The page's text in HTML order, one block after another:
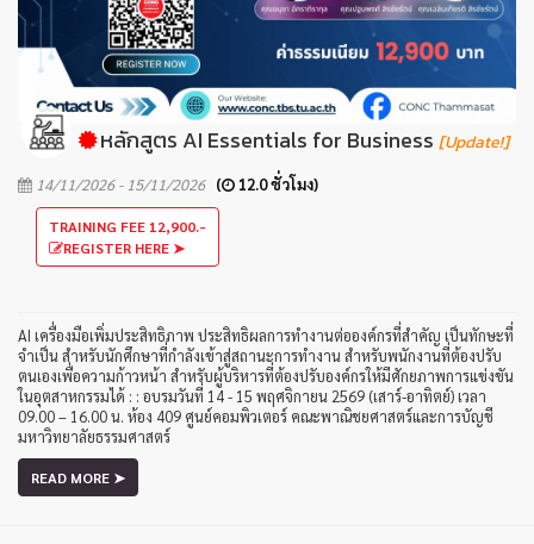
หลักสูตร AI Essentials for Business [Update!]
14/11/2026 - 15/11/2026 ( 12.0 ชั่วโมง)
TRAINING FEE 12,900.-
REGISTER HERE ➤
AI เครื่องมือเพิ่มประสิทธิภาพ ประสิทธิผลการทำงานต่อองค์กรที่สำคัญ เป็นทักษะที่
จำเป็น สำหรับนักศึกษาที่กำลังเข้าสู่สถานะการทำงาน สำหรับพนักงานที่ต้องปรับ
ตนเองเพื่อความก้าวหน้า สำหรับผู้บริหารที่ต้องปรับองค์กรให้มีศักยภาพการแข่งขัน
ในอุตสาหกรรมได้ : : อบรมวันที่ 14 - 15 พฤศจิกายน 2569 (เสาร์-อาทิตย์) เวลา
09.00 – 16.00 น. ห้อง 409 ศูนย์คอมพิวเตอร์ คณะพาณิชยศาสตร์และการบัญชี
มหาวิทยาลัยธรรมศาสตร์
READ MORE ➤